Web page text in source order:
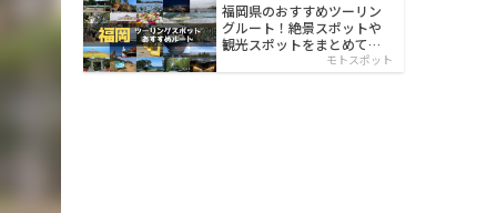
福岡県のおすすめツーリン
グルート！絶景スポットや
観光スポットをまとめて紹
モトスポット